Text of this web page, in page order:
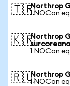
🇹🇷Northrop
1 NOCon
🇰🇷Northrop
surcoreano
1 NOCon
🇷🇺Northrop
1 NOCon